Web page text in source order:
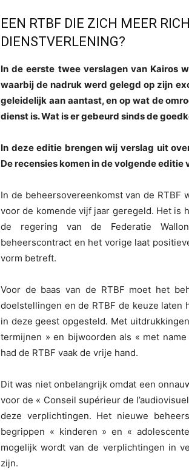
EEN RTBF DIE ZICH MEER
DIENSTVERLENING?
In de eerste twee verslagen van Kairos
waarbij de nadruk werd gelegd op zijn
geleidelijk aan aantast, en op wat de
dienst is. Wat is er gebeurd sinds de
In deze editie brengen wij verslag uit
De recensies komen in de volgende editie
In de beheersovereenkomst van de RTBF
voor de komende vijf jaar geregeld. Het is
de regering van de Federatie
beheerscontract en het vorige laat
vorm betreft.
Voor de baas van de RTBF moet het
doelstellingen en de RTBF de keuze
in deze geest opgesteld. Met
termijnen » en bijwoorden als « met
had de RTBF vaak de vrije hand.
Dit was niet onbelangrijk omdat een
voor de « Conseil supérieur de
deze verplichtingen. Het nieuwe
begrippen « kinderen » en «
mogelijk wordt van de verplichtingen in
zijn.